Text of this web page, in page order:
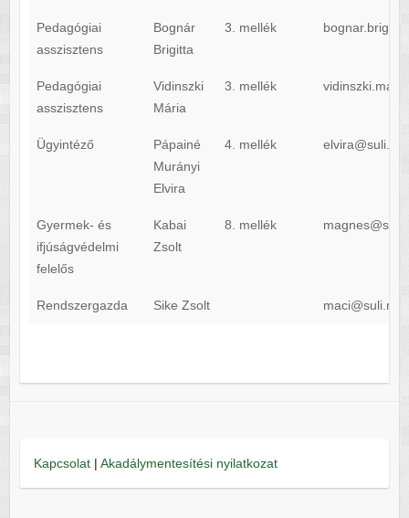
Pedagógiai
asszisztens
Bognár
Brigitta
3. mellék
Pedagógiai
asszisztens
Vidinszki
Mária
3. mellék
Ügyintéző
Pápainé
Murányi
Elvira
4. mellék
Gyermek- és
ifjúságvédelmi
felelős
Kabai
Zsolt
8. mellék
Rendszergazda Sike Zsolt
Kapcsolat| Akadálymentesítési nyilatkozat